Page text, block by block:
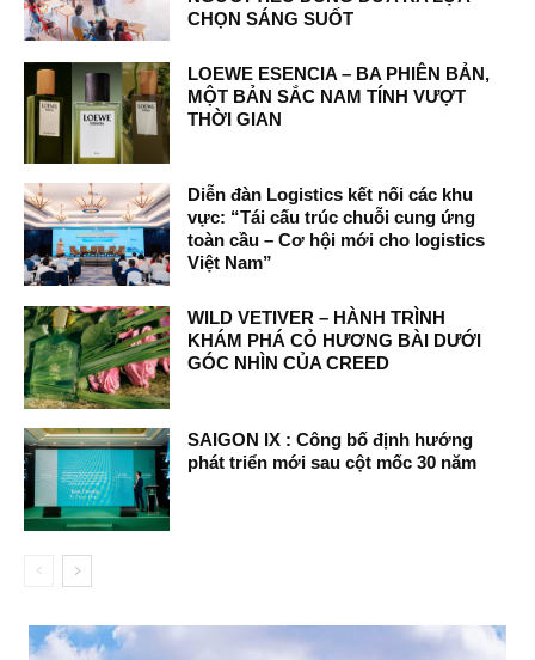
CHỌN SÁNG SUỐT
LOEWE ESENCIA – BA PHIÊN BẢN,
MỘT BẢN SẮC NAM TÍNH VƯỢT
THỜI GIAN
Diễn đàn Logistics kết nối các khu
vực: “Tái cấu trúc chuỗi cung ứng
toàn cầu – Cơ hội mới cho logistics
Việt Nam”
WILD VETIVER – HÀNH TRÌNH
KHÁM PHÁ CỎ HƯƠNG BÀI DƯỚI
GÓC NHÌN CỦA CREED
SAIGON IX : Công bố định hướng
phát triển mới sau cột mốc 30 năm